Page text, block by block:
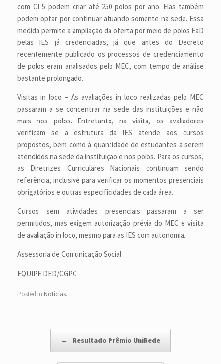
com CI 5 podem criar até 250 polos por ano. Elas também
podem optar por continuar atuando somente na sede. Essa
medida permite a ampliação da oferta por meio de polos EaD
pelas IES já credenciadas, já que antes do Decreto
recentemente publicado os processos de credenciamento
de polos eram analisados pelo MEC, com tempo de análise
bastante prolongado.
Visitas in loco – As avaliações in loco realizadas pelo MEC
passaram a se concentrar na sede das instituições e não
mais nos polos. Entretanto, na visita, os avaliadores
verificam se a estrutura da IES atende aos cursos
propostos, bem como à quantidade de estudantes a serem
atendidos na sede da instituição e nos polos. Para os cursos,
as Diretrizes Curriculares Nacionais continuam sendo
referência, inclusive para verificar os momentos presenciais
obrigatórios e outras especificidades de cada área.
Cursos sem atividades presenciais passaram a ser
permitidos, mas exigem autorização prévia do MEC e visita
de avaliação in loco, mesmo para as IES com autonomia.
Assessoria de Comunicação Social
EQUIPE DED/CGPC
Posted in Notícias.
← Resultado Prêmio UniRede